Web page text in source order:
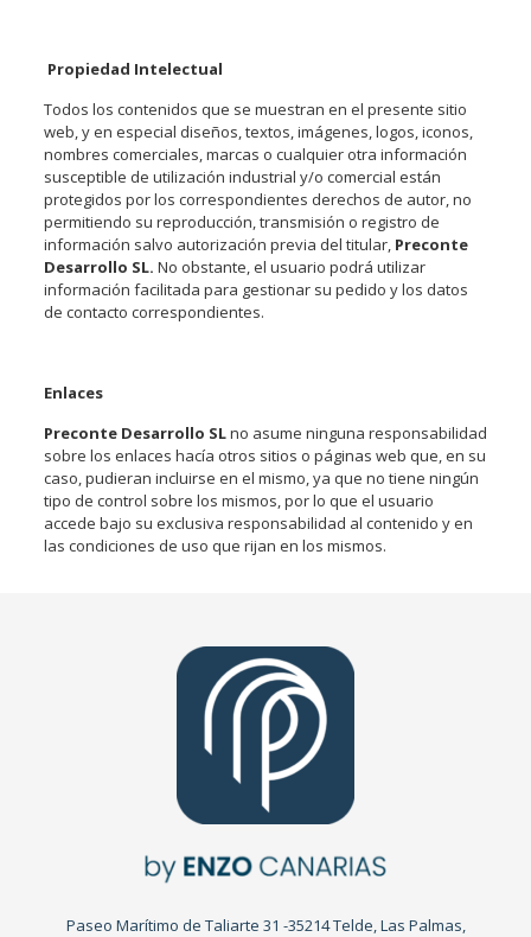
Propiedad Intelectual
Todos los contenidos que se muestran en el presente sitio
web, y en especial diseños, textos, imágenes, logos, iconos,
nombres comerciales, marcas o cualquier otra información
susceptible de utilización industrial y/o comercial están
protegidos por los correspondientes derechos de autor, no
permitiendo su reproducción, transmisión o registro de
información salvo autorización previa del titular, Preconte
Desarrollo SL. No obstante, el usuario podrá utilizar
información facilitada para gestionar su pedido y los datos
de contacto correspondientes.
Enlaces
Preconte Desarrollo SLno asume ninguna responsabilidad
sobre los enlaces hacía otros sitios o páginas web que, en su
caso, pudieran incluirse en el mismo, ya que no tiene ningún
tipo de control sobre los mismos, por lo que el usuario
accede bajo su exclusiva responsabilidad al contenido y en
las condiciones de uso que rijan en los mismos.
Paseo Marítimo de Taliarte 31 -35214 Telde, Las Palmas,